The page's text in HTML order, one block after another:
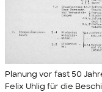
Planung vor fast 50
Felix Uhlig für die